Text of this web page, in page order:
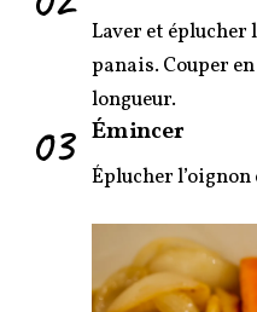
Laver et éplucher
panais. Couper
longueur.
03 Émincer
Éplucher